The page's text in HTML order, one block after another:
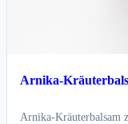
Arnika-
Arnika-Kräuterbalsam